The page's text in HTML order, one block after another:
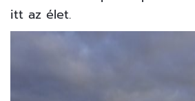
itt az élet.